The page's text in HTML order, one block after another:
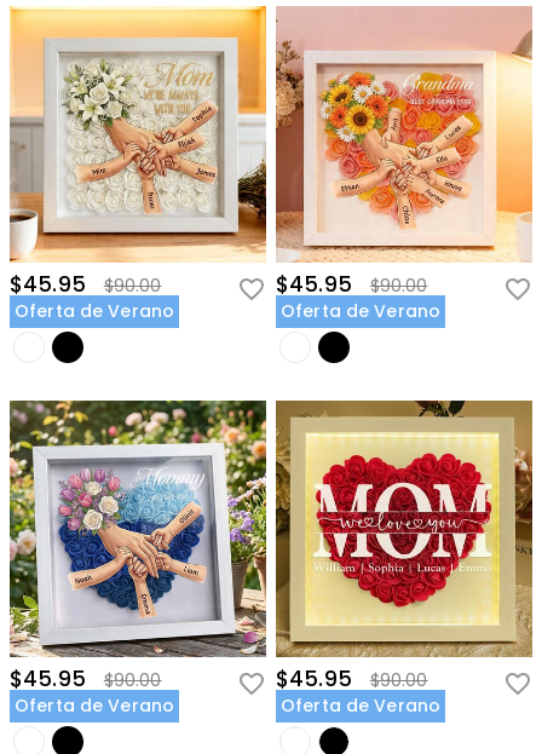
$45.95
$90.00
Oferta de Verano
$45.95
$90.00
Oferta de Verano
$45.95
$90.00
Oferta de Verano
$45.95
$90.00
Oferta de Verano